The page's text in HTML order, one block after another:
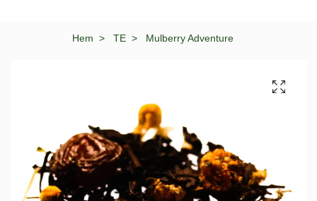
Hem TE Mulberry Adventure